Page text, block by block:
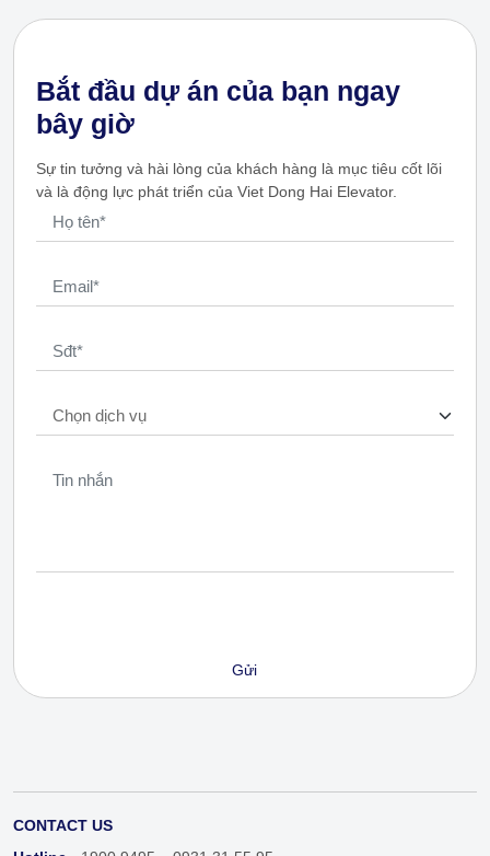
Bắt đầu dự án của bạn ngay
bây giờ
Sự tin tưởng và hài lòng của khách hàng là mục tiêu cốt lõi
và là động lực phát triển của Viet Dong Hai Elevator.
CONTACT US